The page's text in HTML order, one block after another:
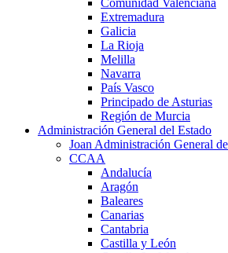
Extremadura
Galicia
La Rioja
Melilla
Navarra
País Vasco
Principado de Asturias
Región de Murcia
Administración General del Estado
Joan Administración General
CCAA
Andalucía
Aragón
Baleares
Canarias
Cantabria
Castilla y León